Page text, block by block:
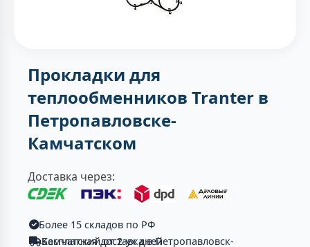
Прокладки для
теплообменников Tranter в
Петропавловске-
Камчатском
Доставка через:
Более 15 складов по РФ
Бесплатная доставка в Петропавловск-Камчатский от 2-ух дней